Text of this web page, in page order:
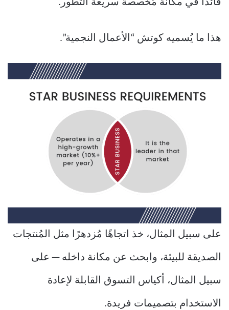
قائدًا في مكانة مُخصصة سريعة التطور.
هذا ما يُسميه كوتش “الأعمال النجمية”.
على سبيل المثال، خذ اتجاهًا مُزدهرًا مثل المُنتجات
الصديقة للبيئة، وابحث عن مكانة داخله — على
سبيل المثال، أكياس التسوق القابلة لإعادة
الاستخدام بتصميمات فريدة.